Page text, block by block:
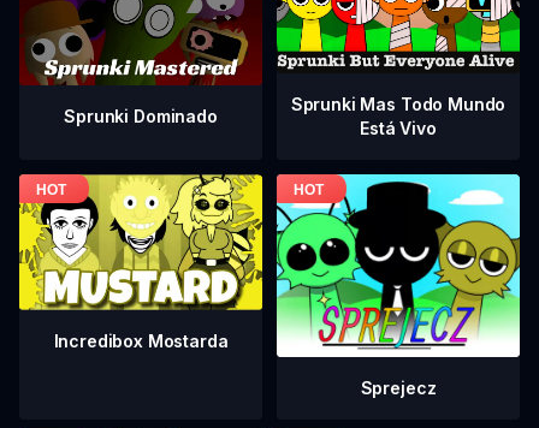
Sprunki Dominado
Sprunki Mas Todo Mundo
Está Vivo
Incredibox Mostarda
Sprejecz